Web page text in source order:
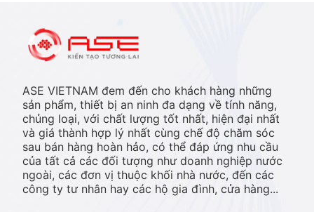
ASE VIETNAM đem đến cho khách hàng những
sản phẩm, thiết bị an ninh đa dạng về tính năng,
chủng loại, với chất lượng tốt nhất, hiện đại nhất
và giá thành hợp lý nhất cùng chế độ chăm sóc
sau bán hàng hoàn hảo, có thể đáp ứng nhu cầu
của tất cả các đối tượng như doanh nghiệp nước
ngoài, các đơn vị thuộc khối nhà nước, đến các
công ty tư nhân hay các hộ gia đình, cửa hàng...